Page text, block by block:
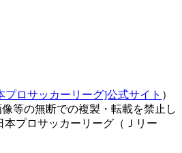
プロサッカーリーグ]公式サイト ）
等の無断での複製・転載を禁止し
プロサッカーリーグ（Ｊリー